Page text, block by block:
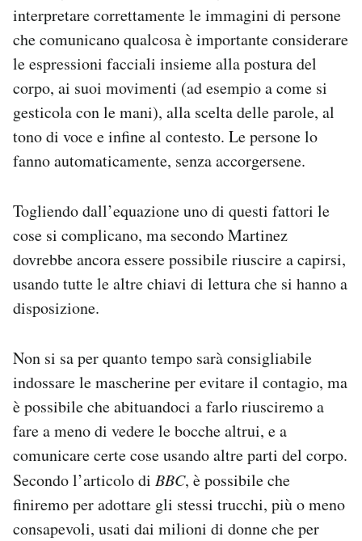
interpretare correttamente le immagini di persone
che comunicano qualcosa è importante considerare
le espressioni facciali insieme alla postura del
corpo, ai suoi movimenti (ad esempio a come si
gesticola con le mani), alla scelta delle parole, al
tono di voce e infine al contesto. Le persone lo
fanno automaticamente, senza accorgersene.
Togliendo dall’equazione uno di questi fattori le
cose si complicano, ma secondo Martinez
dovrebbe ancora essere possibile riuscire a capirsi,
usando tutte le altre chiavi di lettura che si hanno a
disposizione.
Non si sa per quanto tempo sarà consigliabile
indossare le mascherine per evitare il contagio, ma
è possibile che abituandoci a farlo riusciremo a
fare a meno di vedere le bocche altrui, e a
comunicare certe cose usando altre parti del corpo.
Secondo l’articolo di BBC, è possibile che
finiremo per adottare gli stessi trucchi, più o meno
consapevoli, usati dai milioni di donne che per